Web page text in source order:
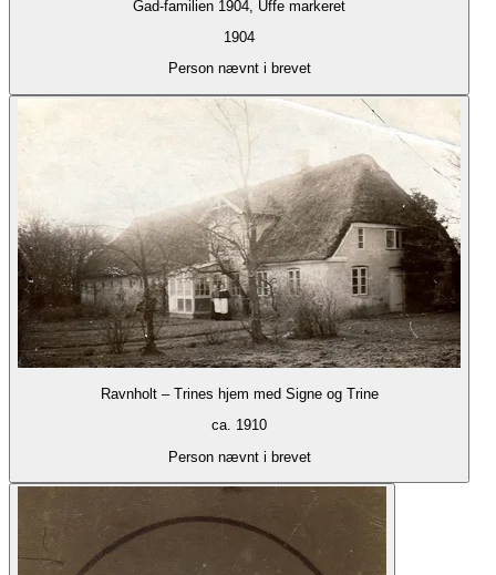
Gad-familien 1904, Uffe markeret
1904
Person nævnt i brevet
Ravnholt – Trines hjem med Signe og Trine
ca. 1910
Person nævnt i brevet